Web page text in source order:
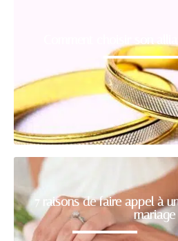
Comment choisir son
7 raisons de faire appel à
mariage